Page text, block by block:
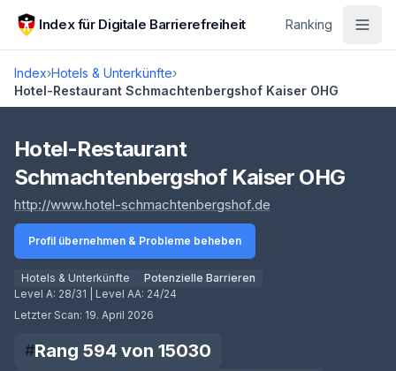
Zum Hauptinhalt springen
Index für Digitale Barrierefreiheit Ranking
Index›Hotels & Unterkünfte›
Hotel-Restaurant Schmachtenbergshof Kaiser OHG
Score lädt
Hotel-Restaurant
Schmachtenbergshof Kaiser OHG
http://www.hotel-schmachtenbergshof.de
Profil übernehmen & Probleme beheben
Hotels & Unterkünfte
Potenzielle Barrieren
Level A: 28/31 | Level AA: 24/24
Letzter Scan: 19. April 2026
#Rang 594 von 15030